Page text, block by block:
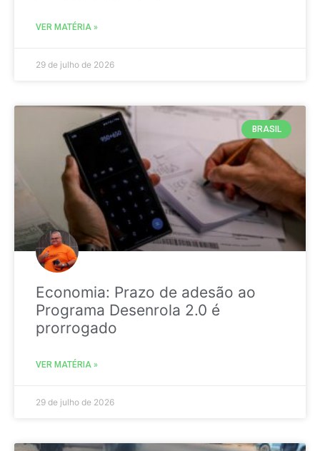
VER MATÉRIA »
29 de julho de 2026
BRASIL
Economia: Prazo de adesão ao
Programa Desenrola 2.0 é
prorrogado
VER MATÉRIA »
29 de julho de 2026